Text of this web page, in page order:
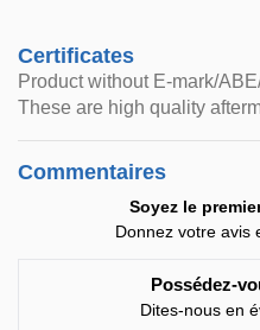
Certificates
Product without E-mark/
These are high quality
Commentaires
Soyez le
Donnez votre avis
Possédez-
Dites-nous en